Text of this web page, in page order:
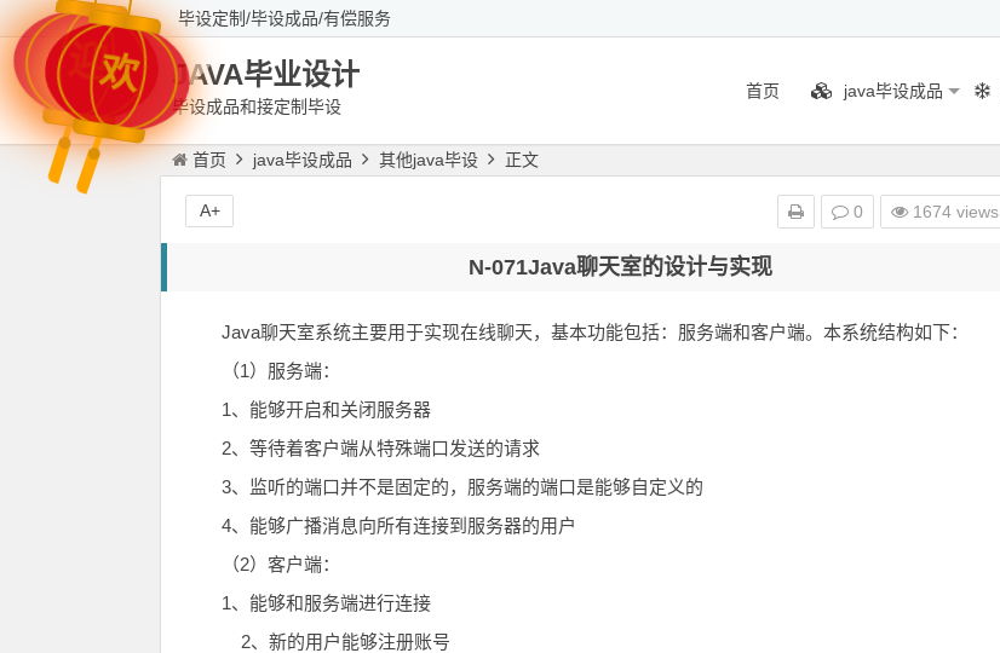
迎
欢
毕设定制/毕设成品/有偿服务
JAVA毕业设计
毕设成品和接定制毕设
首页 java毕设成品
首页 java毕设成品 其他java毕设 正文
N-071Java聊天室的设计与实现
Java聊天室系统主要用于实现在线聊天，基本功能包括：服务端和客户端。本系统结构如下：
（1）服务端：
1、能够开启和关闭服务器
2、等待着客户端从特殊端口发送的请求
3、监听的端口并不是固定的，服务端的端口是能够自定义的
4、能够广播消息向所有连接到服务器的用户
（2）客户端：
1、能够和服务端进行连接
2、新的用户能够注册账号
0 1674 views
A+